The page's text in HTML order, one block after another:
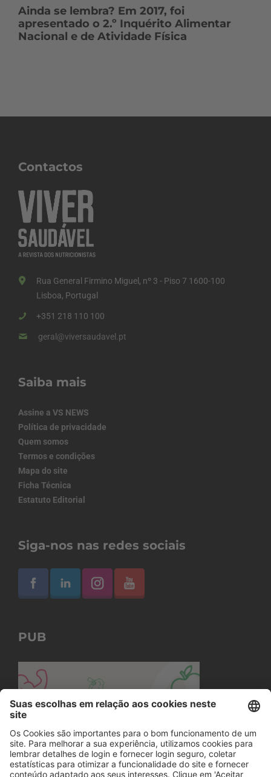
Ainda se lembra? Em 2017, foi
apresentado o 2.º Inquérito Alimentar
Nacional e de Atividade Física
Contactos
Rua General Firmino Miguel, nº 3 - Piso 7 1600-100
Lisboa, Portugal
+351 218 110 100
geral@viversaudavel.pt
Saiba mais
Assine a VS NEWS
Política de privacidade
Quem somos
Termos e condições
Mapa do site
Ficha Técnica
Estatuto Editorial
Siga-nos nas redes sociais
PUB